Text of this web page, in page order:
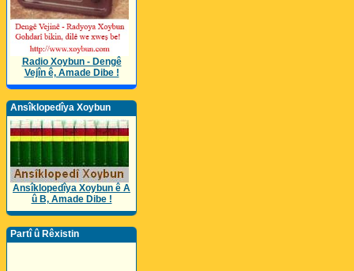
Radio Xoybun - Dengê
Vejîn ê, Amade Dibe !
Ansîklopedîya Xoybun
Ansîklopedîya Xoybun ê A
û B, Amade Dibe !
Partî û Rêxistin